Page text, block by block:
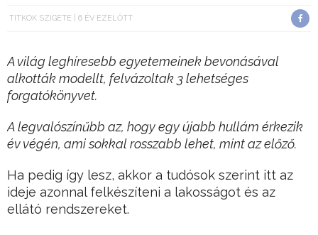
TITKOK SZIGETE 6 ÉV EZELŐTT
A világ leghíresebb egyetemeinek bevonásával
alkották modellt, felvázoltak 3 lehetséges
forgatókönyvet.
A legvalószínűbb az, hogy egy újabb hullám érkezik
év végén, ami sokkal rosszabb lehet, mint az előző.
Ha pedig így lesz, akkor a tudósok szerint itt az
ideje azonnal felkészíteni a lakosságot és az
ellátó rendszereket.